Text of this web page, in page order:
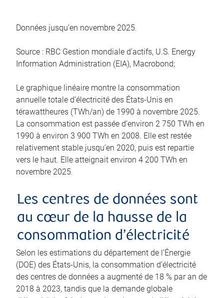
Données jusqu’en novembre 2025.
Source : RBC Gestion mondiale d’actifs, U.S. Energy
Information Administration (EIA), Macrobond;
Le graphique linéaire montre la consommation
annuelle totale d’électricité des États-Unis en
térawattheures (TWh/an) de 1990 à novembre 2025.
La consommation est passée d’environ 2 750 TWh en
1990 à environ 3 900 TWh en 2008. Elle est restée
relativement stable jusqu’en 2020, puis est repartie
vers le haut. Elle atteignait environ 4 200 TWh en
novembre 2025.
Les centres de données sont
au cœur de la hausse de la
consommation d’électricité
Selon les estimations du département de l’Énergie
(DOE) des États-Unis, la consommation d’électricité
des centres de données a augmenté de 18 % par an de
2018 à 2023, tandis que la demande globale